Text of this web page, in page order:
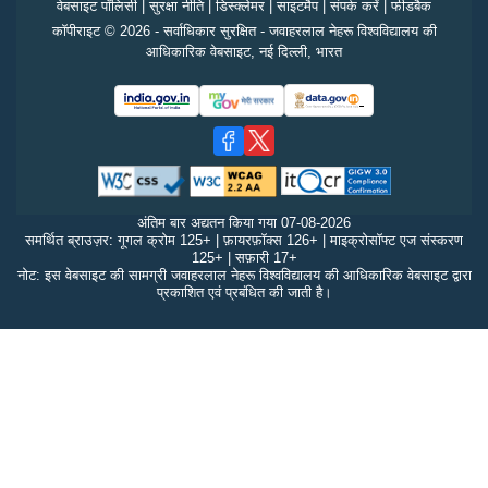
वेबसाइट पॉलिसी |सुरक्षा नीति|डिस्क्लेमर |साइटमैप|संपर्क करें |फीडबैक
कॉपीराइट © 2026 - सर्वाधिकार सुरक्षित - जवाहरलाल नेहरू विश्वविद्यालय की
आधिकारिक वेबसाइट, नई दिल्ली, भारत
अंतिम बार अद्यतन किया गया 07-08-2026
समर्थित ब्राउज़र: गूगल क्रोम 125+ | फ़ायरफ़ॉक्स 126+ | माइक्रोसॉफ्ट एज संस्करण
125+ | सफ़ारी 17+
नोट: इस वेबसाइट की सामग्री जवाहरलाल नेहरू विश्वविद्यालय की आधिकारिक वेबसाइट द्वारा
प्रकाशित एवं प्रबंधित की जाती है।